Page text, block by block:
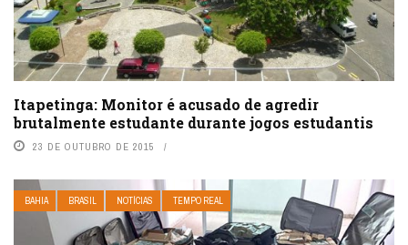
Itapetinga: Monitor é acusado de agredir
brutalmente estudante durante jogos estudantis
23 DE OUTUBRO DE 2015
BAHIA BRASIL NOTÍCIAS TEMPO REAL